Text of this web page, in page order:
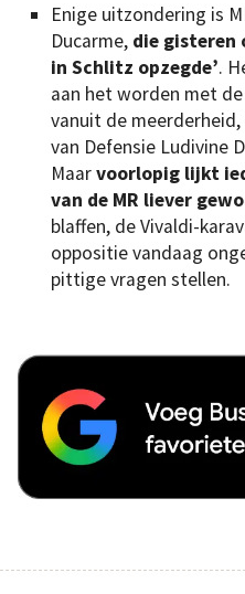
Enige uitzondering is
Ducarme, die gisteren
in Schlitz opzegde’.
aan het worden met
vanuit de
van Defensie Ludivine
Maarvoorlopig lijkt
van de MR liever
blaffen, de Vivaldi-
oppositie vandaag
pittige vragen stellen.